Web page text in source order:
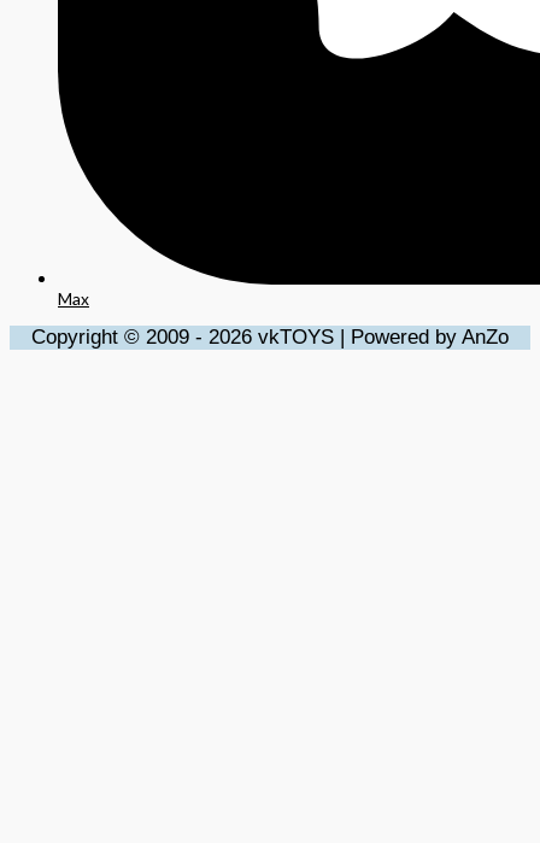
Max
Copyright © 2009 - 2026 vkTOYS | Powered by AnZo